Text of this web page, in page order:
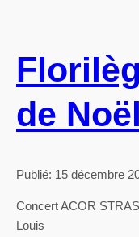
de Noël
Publié: 15 décembre
Concert ACOR
Louis